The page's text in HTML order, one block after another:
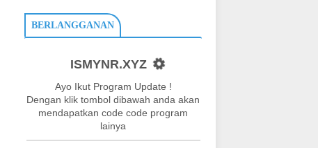
BERLANGGANAN
ISMYNR.XYZ
Ayo Ikut Program Update !
Dengan klik tombol dibawah anda akan
mendapatkan code code program
lainya